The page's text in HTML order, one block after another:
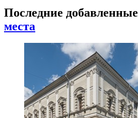
Последние добавленные
места